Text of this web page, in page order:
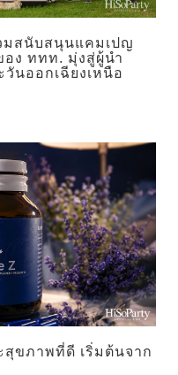
มสนับสนุนแคมเปญ
อง ททท. มุ่งสู่ผู้นำ
นออกเฉียงเหนือ
สุขภาพที่ดี เริ่มต้นจาก